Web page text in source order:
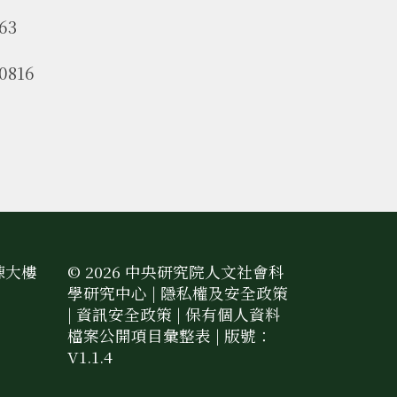
大樓
© 2026 中央研究院人文社會科
學研究中心 | 隱私權及安全政策
| 資訊安全政策 | 保有個人資料
檔案公開項目彙整表 | 版號：
V1.1.4